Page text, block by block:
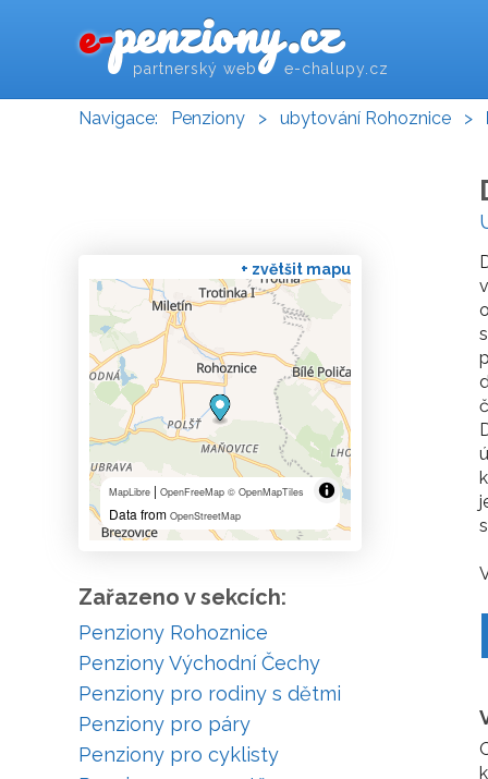
e-penziony.cz
partnerský web e-chalupy.cz
Navigace: Penziony > ubytování Rohoznice >
+ zvětšit mapu
MapLibre | OpenFreeMap © OpenMapTiles
Data from OpenStreetMap
Zařazeno v sekcích:
Penziony Rohoznice
Penziony Východní Čechy
Penziony pro rodiny s dětmi
Penziony pro páry
Penziony pro cyklisty